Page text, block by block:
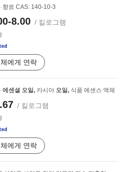
향료 CAS: 140-10-3
8.00 / 킬로그램
에게 연락
에센셜 오일, 카시아 오일, 식품 에센스 액체
/ 킬로그램
에게 연락